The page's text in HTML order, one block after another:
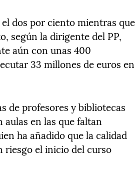
dos por ciento mientras que
según la dirigente del PP,
aún con unas 400
33 millones de euros en
de profesores y bibliotecas
aulas en las que faltan
ha añadido que la calidad
riesgo el inicio del curso